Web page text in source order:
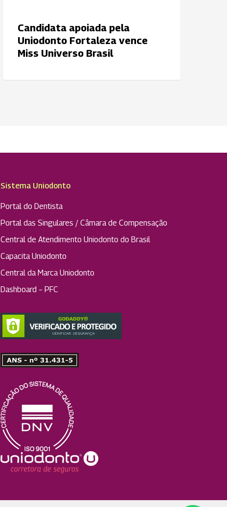
Candidata apoiada pela
Uniodonto Fortaleza vence
Miss Universo Brasil
Sistema Uniodonto
Portal do Dentista
Portal das Singulares / Câmara de Compensação
Central de Atendimento Uniodonto do Brasil
Capacita Uniodonto
Central da Marca Uniodonto
Dashboard – PFC